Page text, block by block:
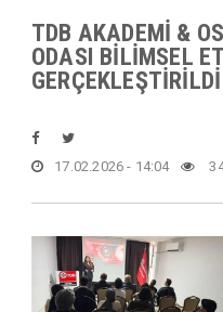
TDB AKADEMİ &
ODASI BİLİMSEL
GERÇEKLEŞTİRİLDİ
17.02.2026 - 14:04